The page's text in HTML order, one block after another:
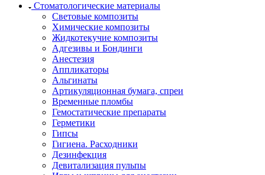
Стоматологические материалы
Световые композиты
Химические композиты
Жидкотекучие композиты
Адгезивы и Бондинги
Анестезия
Аппликаторы
Альгинаты
Артикуляционная бумага, спреи
Временные пломбы
Гемостатические препараты
Герметики
Гипсы
Гигиена. Расходники
Дезинфекция
Девитализация пульпы